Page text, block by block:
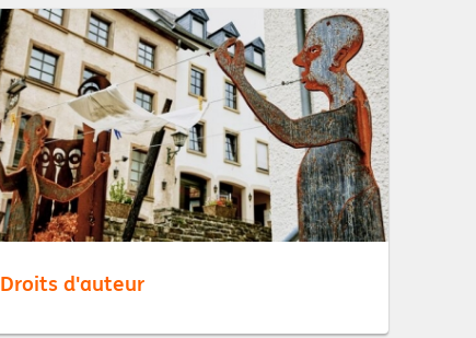
Droits d'auteur